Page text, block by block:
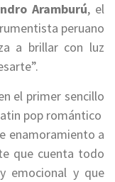
Aramburú, el
peruano
a brillar con luz
el primer sencillo
pop romántico
enamoramiento a
que cuenta todo
emocional y que